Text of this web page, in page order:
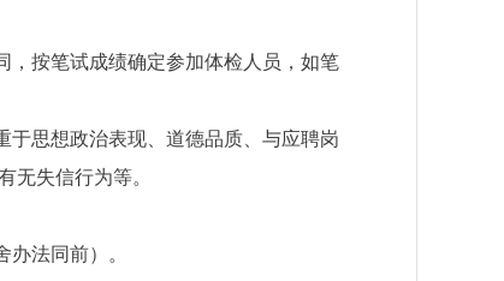
，按笔试成绩确定参加体检人员，如笔
于思想政治表现、道德品质、与应聘岗
无失信行为等。
法同前）。